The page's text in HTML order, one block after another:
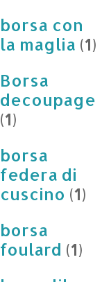
borsa con
la maglia (1)
Borsa
decoupage
(1)
borsa
federa di
cuscino (1)
borsa
foulard (1)